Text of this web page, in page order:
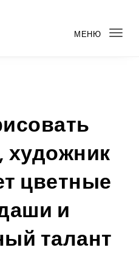
МЕНЮ
художник
цветные
и
талант